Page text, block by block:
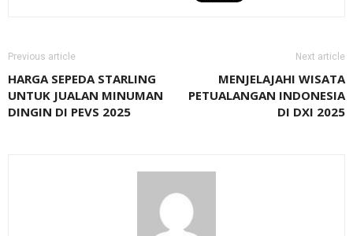
Previous article
HARGA SEPEDA STARLING
UNTUK JUALAN MINUMAN
DINGIN DI PEVS 2025
Next article
MENJELAJAHI WISATA
PETUALANGAN INDONESIA
DI DXI 2025